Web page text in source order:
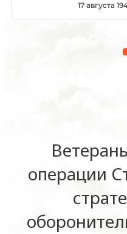
17 августа
операции